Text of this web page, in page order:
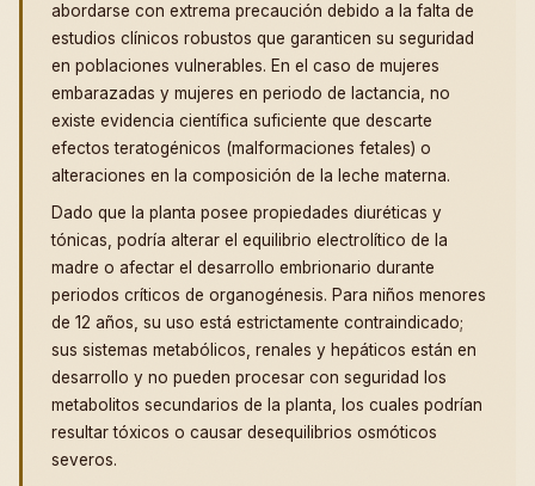
abordarse con extrema precaución debido a la falta de
estudios clínicos robustos que garanticen su seguridad
en poblaciones vulnerables. En el caso de mujeres
embarazadas y mujeres en periodo de lactancia, no
existe evidencia científica suficiente que descarte
efectos teratogénicos (malformaciones fetales) o
alteraciones en la composición de la leche materna.
Dado que la planta posee propiedades diuréticas y
tónicas, podría alterar el equilibrio electrolítico de la
madre o afectar el desarrollo embrionario durante
periodos críticos de organogénesis. Para niños menores
de 12 años, su uso está estrictamente contraindicado;
sus sistemas metabólicos, renales y hepáticos están en
desarrollo y no pueden procesar con seguridad los
metabolitos secundarios de la planta, los cuales podrían
resultar tóxicos o causar desequilibrios osmóticos
severos.